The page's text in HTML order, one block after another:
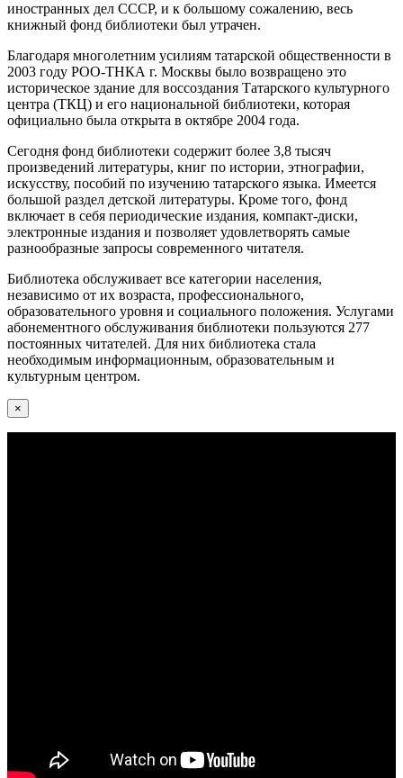
иностранных дел СССР, и к большому сожалению, весь
книжный фонд библиотеки был утрачен.
Благодаря многолетним усилиям татарской общественности в
2003 году РОО-ТНКА г. Москвы было возвращено это
историческое здание для воссоздания Татарского культурного
центра (ТКЦ) и его национальной библиотеки, которая
официально была открыта в октябре 2004 года.
Сегодня фонд библиотеки содержит более 3,8 тысяч
произведений литературы, книг по истории, этнографии,
искусству, пособий по изучению татарского языка. Имеется
большой раздел детской литературы. Кроме того, фонд
включает в себя периодические издания, компакт-диски,
электронные издания и позволяет удовлетворять самые
разнообразные запросы современного читателя.
Библиотека обслуживает все категории населения,
независимо от их возраста, профессионального,
образовательного уровня и социального положения. Услугами
абонементного обслуживания библиотеки пользуются 277
постоянных читателей. Для них библиотека стала
необходимым информационным, образовательным и
культурным центром.
×